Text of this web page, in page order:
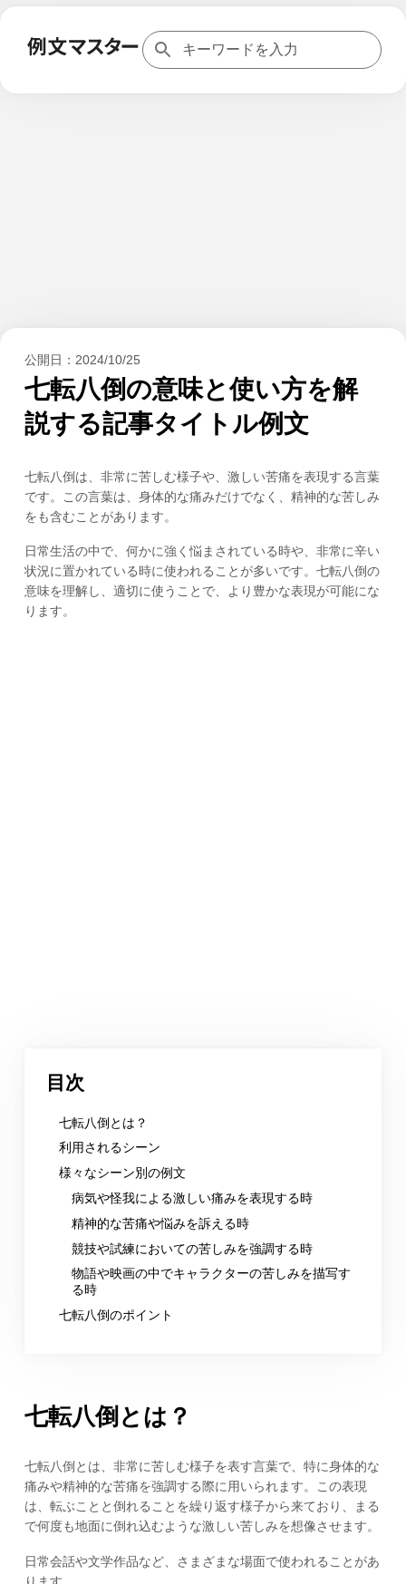
公開日： 2024/10/25
七転八倒の意味と使い方を解
説する記事タイトル例文
七転八倒は、非常に苦しむ様子や、激しい苦痛を表現する言葉
です。この言葉は、身体的な痛みだけでなく、精神的な苦しみ
をも含むことがあります。
日常生活の中で、何かに強く悩まされている時や、非常に辛い
状況に置かれている時に使われることが多いです。七転八倒の
意味を理解し、適切に使うことで、より豊かな表現が可能にな
ります。
目次
七転八倒とは？
利用されるシーン
様々なシーン別の例文
病気や怪我による激しい痛みを表現する時
精神的な苦痛や悩みを訴える時
競技や試練においての苦しみを強調する時
物語や映画の中でキャラクターの苦しみを描写す
る時
七転八倒のポイント
七転八倒とは？
七転八倒とは、非常に苦しむ様子を表す言葉で、特に身体的な
痛みや精神的な苦痛を強調する際に用いられます。この表現
は、転ぶことと倒れることを繰り返す様子から来ており、まる
で何度も地面に倒れ込むような激しい苦しみを想像させます。
日常会話や文学作品など、さまざまな場面で使われることがあ